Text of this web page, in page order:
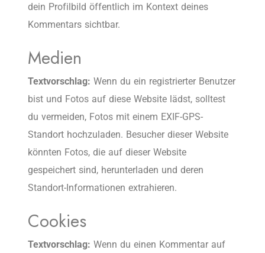
dein Profilbild öffentlich im Kontext deines
Kommentars sichtbar.
Medien
Textvorschlag:Wenn du ein registrierter Benutzer
bist und Fotos auf diese Website lädst, solltest
du vermeiden, Fotos mit einem EXIF-GPS-
Standort hochzuladen. Besucher dieser Website
könnten Fotos, die auf dieser Website
gespeichert sind, herunterladen und deren
Standort-Informationen extrahieren.
Cookies
Textvorschlag:Wenn du einen Kommentar auf